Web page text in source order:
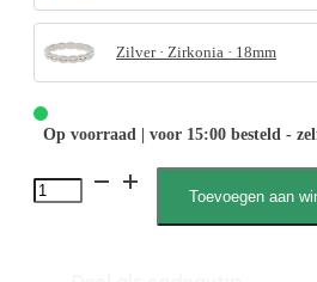
Zilver · Zirkonia · 18mm
Op voorraad | voor 15:00 besteld -
4043
Toevoegen aan